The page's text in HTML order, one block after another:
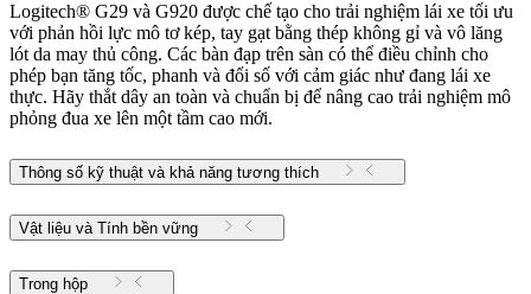
Logitech® G29 và G920 được chế tạo cho trải nghiệm lái xe tối ưu
với phản hồi lực mô tơ kép, tay gạt bằng thép không gỉ và vô lăng
lót da may thủ công. Các bàn đạp trên sàn có thể điều chỉnh cho
phép bạn tăng tốc, phanh và đổi số với cảm giác như đang lái xe
thực. Hãy thắt dây an toàn và chuẩn bị để nâng cao trải nghiệm mô
phỏng đua xe lên một tầm cao mới.
Thông số kỹ thuật và khả năng tương thích
Vật liệu và Tính bền vững
Trong hộp